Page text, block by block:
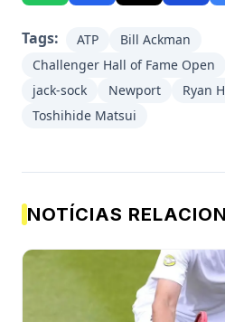
Tags: ATP
Bill Ackman
Challenger Hall of Fame Open
jack-sock
Newport
Ryan
Toshihide Matsui
NOTÍCIAS